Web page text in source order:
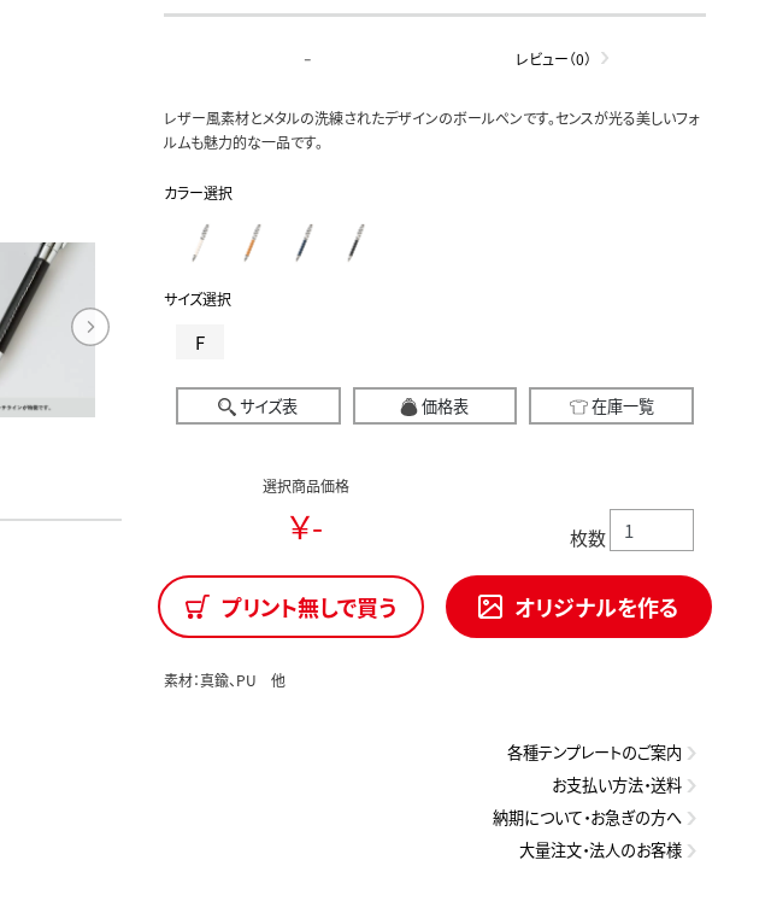
- レビュー（0）
レザー風素材とメタルの洗練されたデザインのボールペンです。センスが光る美しいフォ
ルムも魅力的な一品です。
カラー選択
サイズ選択
F
サイズ表 価格表 在庫一覧
選択商品価格
￥- 枚数
プリント無しで買う オリジナルを作る
素材：真鍮、PU 他
各種テンプレートのご案内
お支払い方法・送料
納期について・お急ぎの方へ
大量注文・法人のお客様